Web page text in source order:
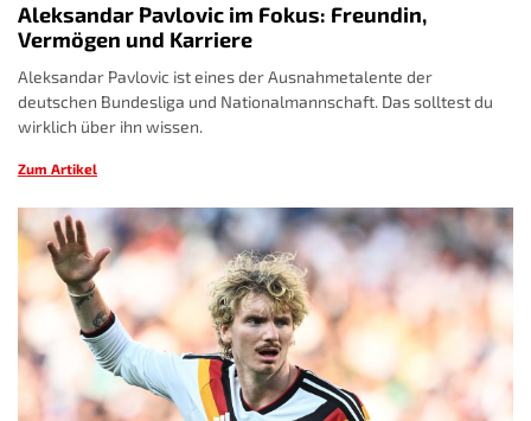
Aleksandar Pavlovic im Fokus: Freundin,
Vermögen und Karriere
Aleksandar Pavlovic ist eines der Ausnahmetalente der
deutschen Bundesliga und Nationalmannschaft. Das solltest du
wirklich über ihn wissen.
Zum Artikel